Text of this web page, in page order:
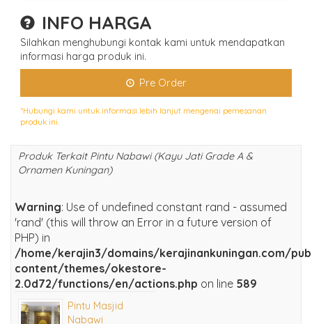
INFO HARGA
Silahkan menghubungi kontak kami untuk mendapatkan
informasi harga produk ini.
Pre Order
*Hubungi kami untuk informasi lebih lanjut mengenai pemesanan
produk ini.
Produk Terkait Pintu Nabawi (Kayu Jati Grade A &
Ornamen Kuningan)
Warning: Use of undefined constant rand - assumed
'rand' (this will throw an Error in a future version of
PHP) in
/home/kerajin3/domains/kerajinankuningan.com/
content/themes/okestore-
2.0d72/functions/en/actions.php on line 589
Pintu Masjid
Nabawi